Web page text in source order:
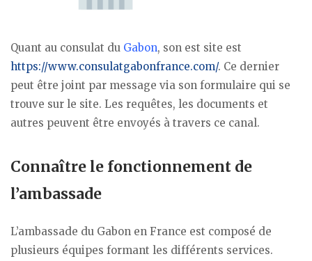
Quant au consulat du Gabon, son est site est
https://www.consulatgabonfrance.com/. Ce dernier
peut être joint par message via son formulaire qui se
trouve sur le site. Les requêtes, les documents et
autres peuvent être envoyés à travers ce canal.
Connaître le fonctionnement de
l’ambassade
L’ambassade du Gabon en France est composé de
plusieurs équipes formant les différents services.